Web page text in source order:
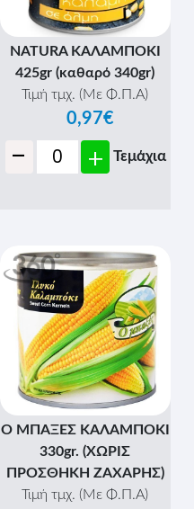
NATURA ΚΑΛΑΜΠΟΚΙ
425gr (καθαρό 340gr)
Τιμή τμχ. (Με Φ.Π.Α)
0,97€
- + Τεμάχια
Ο ΜΠΑΞΕΣ ΚΑΛΑΜΠΟΚΙ
330gr. (ΧΩΡΙΣ
ΠΡΟΣΘΗΚΗ ΖΑΧΑΡΗΣ)
Τιμή τμχ. (Με Φ.Π.Α)